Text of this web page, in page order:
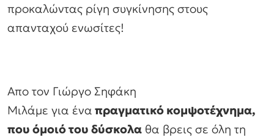
προκαλώντας ρίγη συγκίνησης στους
απανταχού ενωσίτες!
Απο τον Γιώργο Σηφάκη
Μιλάμε για ένα πραγματικό κομψοτέχνημα,
που όμοιό του δύσκολα θα βρεις σε όλη τη